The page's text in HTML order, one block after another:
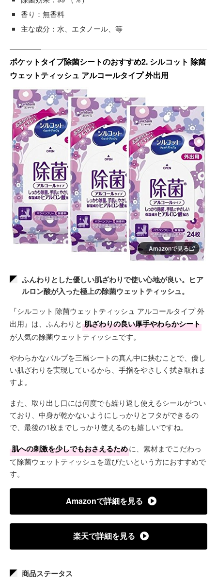
香り：無香料
主な成分：水、エタノール、等
ポケットタイプ除菌シートのおすすめ2. シルコット 除菌
ウェットティッシュ アルコールタイプ 外出用
Amazonで見る
ふんわりとした優しい肌ざわりで使い心地が良い。ヒア
ルロン酸が入った極上の除菌ウェットティッシュ。
『シルコット 除菌ウェットティッシュ アルコールタイプ 外
出用』は、ふんわりと 肌ざわりの良い厚手やわらかシート
が人気の除菌ウェットティッシュです。
やわらかなパルプを三層シートの真ん中に挟むことで、優し
い肌ざわりを実現しているから、手指をやさしく拭き取れま
すよ。
また、取り出し口には何度でも繰り返し使えるシールがつい
ており、中身が乾かないようにしっかりとフタができるの
で、最後の1枚までしっかり使えるのも嬉しいですね。
肌への刺激を少しでもおさえるために、素材までこだわっ
て除菌ウェットティッシュを選びたいという方におすすめで
す。
Amazonで詳細を見る
楽天で詳細を見る
商品ステータス